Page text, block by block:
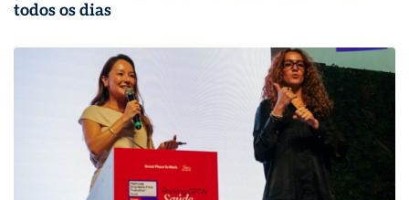
todos os dias